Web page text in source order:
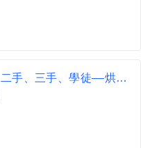
麵包師傅儲備店長、正職、二手、三手、學徒––烘焙CHATTY BAKERY